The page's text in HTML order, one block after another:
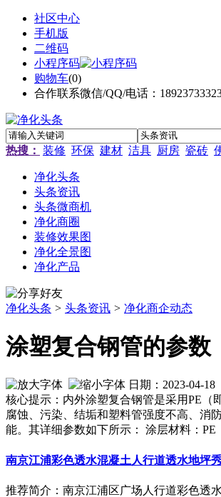
社区中心
手机版
二维码
小程序码
购物车(0)
合作联系微信/QQ/电话：
热搜： 装修 环保 建材 洁具 厨房 瓷砖
净化头条
头条资讯
头条微商机
净化商圈
装修效果图
净化全景图
净化产品
净化头条 > 头条资讯 > 净化商企动态
涂塑复合钢管的参数
日期：2023-04-
核心提示：内外涂塑复合钢管是采用PE
腐蚀、污染、结垢和塑料管强度不高、消
能。其详细参数如下所示： 涂层材料：
南京江浦彩色透水混凝土人行道透水地坪
推荐简介：南京江浦区广场人行道彩色透